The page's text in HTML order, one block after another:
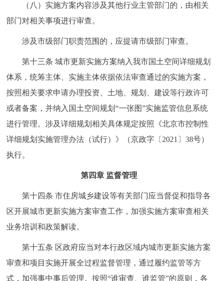
（八）实施方案内容涉及其他行业主管部门的，由相关
部门对相关事项进行审查。
涉及市级部门职责范围的，应提请市级部门审查。
第十三条 城市更新实施方案纳入我市国土空间详细规划
体系，统筹主体、实施主体依据依法审查通过的实施方案，
按照相关要求申请办理投资、土地、规划、建设等行政许可
或者备案，并纳入国土空间规划“一张图”实施监管信息系统
进行管理。涉及详细规划相关具体规定按照《北京市控制性
详细规划实施管理办法（试行）》（京政字〔2021〕38号）
执行。
第四章 监督管理
第十四条 市住房城乡建设等有关部门应当督促和指导各
区开展城市更新实施方案审查工作，加强实施方案审查相关
业务培训和政策解读。
第十五条 区政府应当对本行政区域内城市更新实施方案
审查和项目实施开展全过程监督管理，通过履约监管等方
式，加强事中事后管理。按照“谁审查、谁监管”的原则，各